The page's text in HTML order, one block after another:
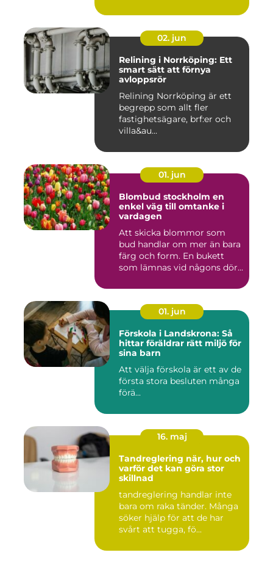
02. jun
Relining i Norrköping: Ett
smart sätt att förnya
avloppsrör
Relining Norrköping är ett
begrepp som allt fler
fastighetsägare, brf:er och
villa&au...
01. jun
Blombud stockholm en
enkel väg till omtanke i
vardagen
Att skicka blommor som
bud handlar om mer än bara
färg och form. En bukett
som lämnas vid någons dör...
01. jun
Förskola i Landskrona: Så
hittar föräldrar rätt miljö för
sina barn
Att välja förskola är ett av de
första stora besluten många
förä...
16. maj
Tandreglering när, hur och
varför det kan göra stor
skillnad
tandreglering handlar inte
bara om raka tänder. Många
söker hjälp för att de har
svårt att tugga, fö...